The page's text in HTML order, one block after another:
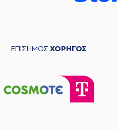
ΕΠΙΣΗΜΟΣ ΧΟΡΗΓΟΣ